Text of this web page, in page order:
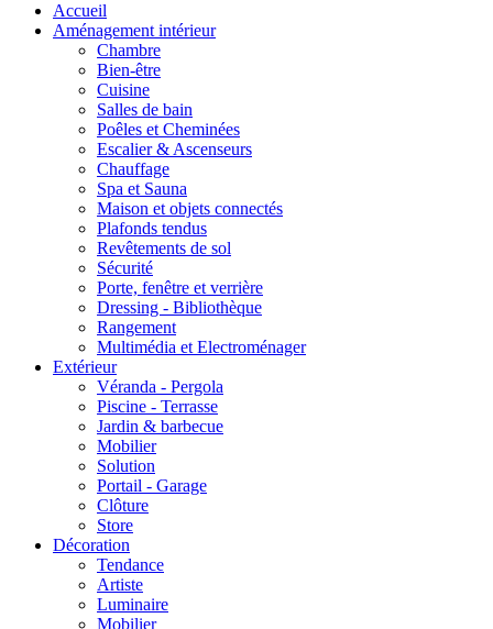
Accueil
Aménagement intérieur
Chambre
Bien-être
Cuisine
Salles de bain
Poêles et Cheminées
Escalier & Ascenseurs
Chauffage
Spa et Sauna
Maison et objets connectés
Plafonds tendus
Revêtements de sol
Sécurité
Porte, fenêtre et verrière
Dressing - Bibliothèque
Rangement
Multimédia et Electroménager
Extérieur
Véranda - Pergola
Piscine - Terrasse
Jardin & barbecue
Mobilier
Solution
Portail - Garage
Clôture
Store
Décoration
Tendance
Artiste
Luminaire
Mobilier